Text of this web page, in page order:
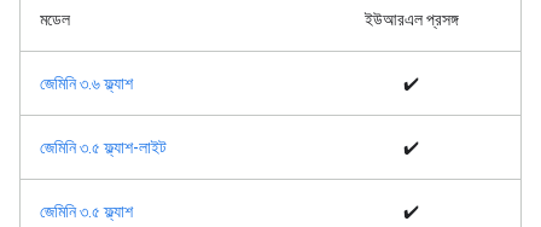
মডেল ইউআরএল প্রসঙ্গ
জেমিনি ৩.৬ ফ্ল্যাশ ✔️
জেমিনি ৩.৫ ফ্ল্যাশ-লাইট ✔️
জেমিনি ৩.৫ ফ্ল্যাশ ✔️